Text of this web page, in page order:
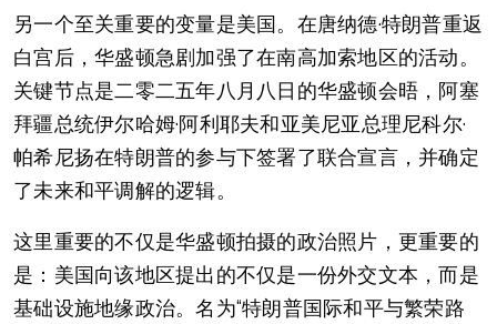
另一个至关重要的变量是美国。在唐纳德·特朗普重返
白宫后，华盛顿急剧加强了在南高加索地区的活动。
关键节点是二零二五年八月八日的华盛顿会晤，阿塞
拜疆总统伊尔哈姆·阿利耶夫和亚美尼亚总理尼科尔·
帕希尼扬在特朗普的参与下签署了联合宣言，并确定
了未来和平调解的逻辑。
这里重要的不仅是华盛顿拍摄的政治照片，更重要的
是：美国向该地区提出的不仅是一份外交文本，而是
基础设施地缘政治。名为“特朗普国际和平与繁荣路